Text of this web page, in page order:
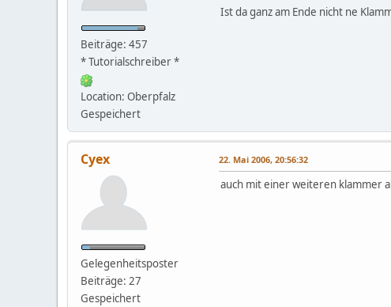
Beiträge: 457
* Tutorialschreiber *
Location: Oberpfalz
Gespeichert
Ist da ganz am Ende nicht ne
Cyex
Gelegenheitsposter
Beiträge: 27
Gespeichert
22. Mai 2006, 20:56:32
auch mit einer weiteren klammer